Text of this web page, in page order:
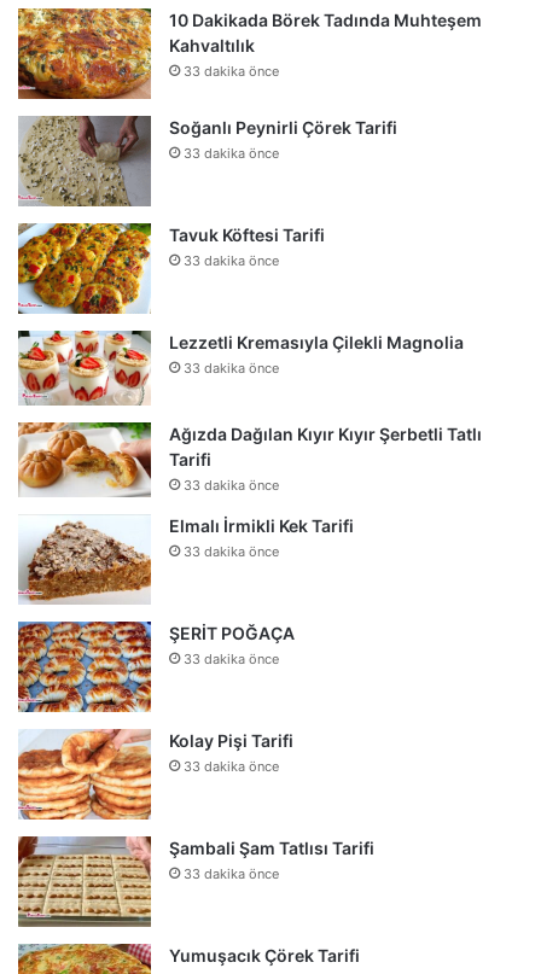
10 Dakikada Börek Tadında Muhteşem
Kahvaltılık
33 dakika önce
Soğanlı Peynirli Çörek Tarifi
33 dakika önce
Tavuk Köftesi Tarifi
33 dakika önce
Lezzetli Kremasıyla Çilekli Magnolia
33 dakika önce
Ağızda Dağılan Kıyır Kıyır Şerbetli Tatlı
Tarifi
33 dakika önce
Elmalı İrmikli Kek Tarifi
33 dakika önce
ŞERİT POĞAÇA
33 dakika önce
Kolay Pişi Tarifi
33 dakika önce
Şambali Şam Tatlısı Tarifi
33 dakika önce
Yumuşacık Çörek Tarifi